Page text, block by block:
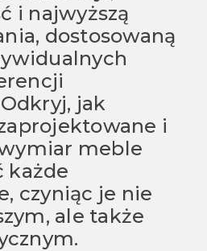
i najwyższą
dostosowaną
jak
i
meble
każde
czyniąc je nie
ale także